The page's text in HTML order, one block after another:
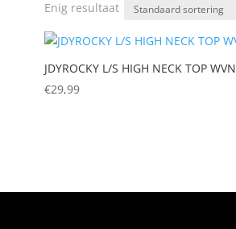
Enig resultaat
JDYROCKY L/S HIGH NECK TOP WVN
€29,99